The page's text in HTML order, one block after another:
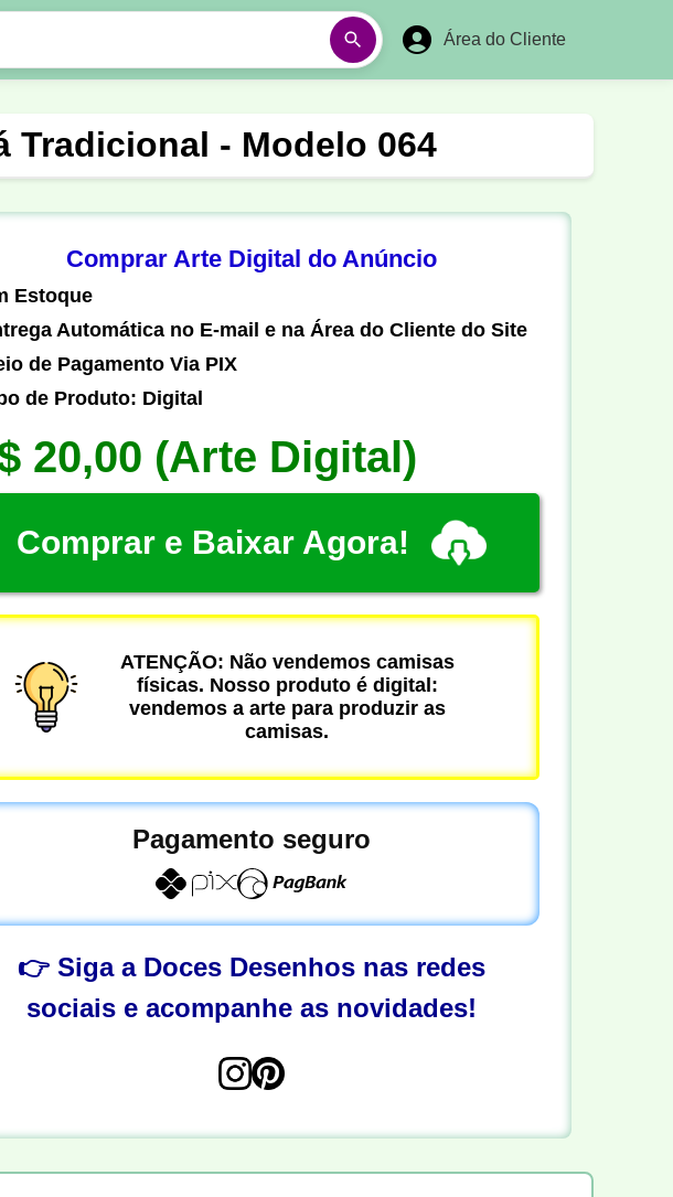
Área do Cliente
Vôlei Futebol Amador Pesca
Geografia História Matemática
Tradicional - Modelo 064
Comprar Arte Digital do Anúncio
Estoque
Automática no E-mail e na Área do Cliente do Site
de Pagamento Via PIX
de Produto: Digital
20,00 (Arte Digital)
Comprar e Baixar Agora!
ATENÇÃO: Não vendemos camisas
físicas. Nosso produto é digital:
vendemos a arte para produzir as
camisas.
Pagamento seguro
👉 Siga a Doces Desenhos nas redes
sociais e acompanhe as novidades!